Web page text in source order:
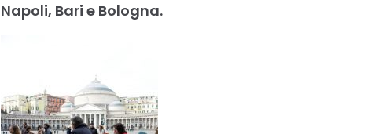
Napoli, Bari e Bologna.